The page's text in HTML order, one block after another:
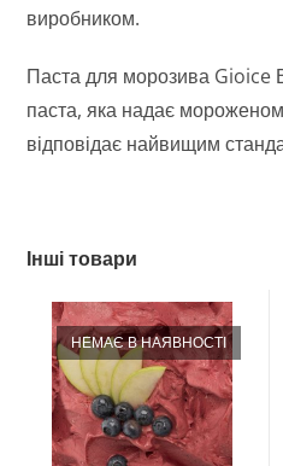
виробником.
Паста для морозива Gioice
паста, яка надає
відповідає найвищим
Інші товари
НЕМАЄ В НАЯВНОСТІ